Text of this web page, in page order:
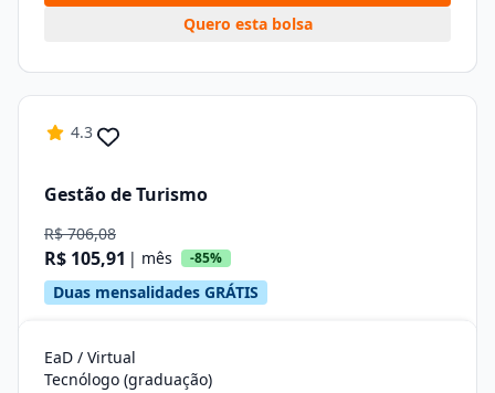
Quero esta bolsa
4.3
Gestão de Turismo
R$ 706,08
R$ 105,91 | mês -85%
Duas mensalidades GRÁTIS
EaD / Virtual
Tecnólogo (graduação)